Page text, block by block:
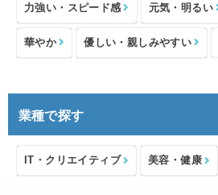
力強い・スピード感 元気・明るい
華やか 優しい・親しみやすい
業種で探す
IT・クリエイティブ 美容・健康